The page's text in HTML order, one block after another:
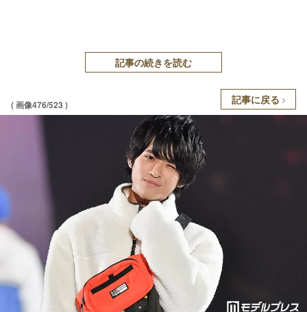
記事の続きを読む
( 画像476/523 ) 記事に戻る